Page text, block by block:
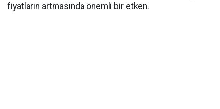
fiyatların artmasında önemli bir etken.